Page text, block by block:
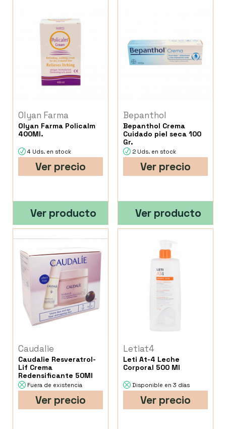
Olyan Farma
Olyan Farma Policalm
400Ml.
4 Uds. en stock
Ver precio
Ver producto
Bepanthol
Bepanthol Crema
Cuidado piel seca 100
Gr.
2 Uds. en stock
Ver precio
Ver producto
Caudalie
Caudalie Resveratrol-
Lif Crema
Redensificante 50Ml
Fuera de existencia
Ver precio
Letiat4
Leti At-4 Leche
Corporal 500 Ml
Disponible en 3 días
Ver precio